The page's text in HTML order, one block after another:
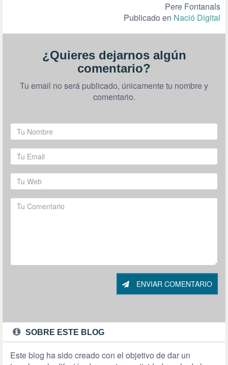
Pere Fontanals
Publicado en Nació Digital
¿Quieres dejarnos algún
comentario?
Tu email no será publicado, únicamente tu nombre y
comentario.
ENVIAR COMENTARIO
SOBRE ESTE BLOG
Este blog ha sido creado con el objetivo de dar un